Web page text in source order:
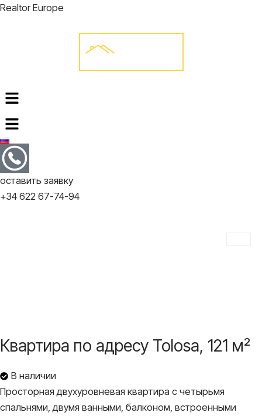
Перейти
Realtor Europe
Меню
оставить заявку
+34 622 67-74-94
Квартира по адресу Tolosa, 121 м²
В наличии
Просторная двухуровневая квартира с четырьмя
спальнями, двумя ванными, балконом, встроенными